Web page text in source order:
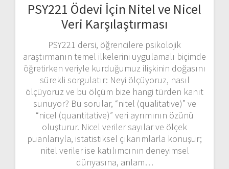
PSY221 Ödevi İçin Nitel ve Nicel
Veri Karşılaştırması
PSY221 dersi, öğrencilere psikolojik
araştırmanın temel ilkelerini uygulamalı biçimde
öğretirken veriyle kurduğumuz ilişkinin doğasını
sürekli sorgulatır: Neyi ölçüyoruz, nasıl
ölçüyoruz ve bu ölçüm bize hangi türden kanıt
sunuyor? Bu sorular, “nitel (qualitative)” ve
“nicel (quantitative)” veri ayrımının özünü
oluşturur. Nicel veriler sayılar ve ölçek
puanlarıyla, istatistiksel çıkarımlarla konuşur;
nitel veriler ise katılımcının deneyimsel
dünyasına, anlam…